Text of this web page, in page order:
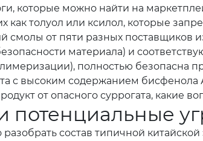
которые можно найти на
как толуол или ксилол, которые
от пяти разных поставщиков
материала) и
полностью безопасна
с высоким содержанием бисфенола
от опасного суррогата, какие
потенциальные
состав типичной